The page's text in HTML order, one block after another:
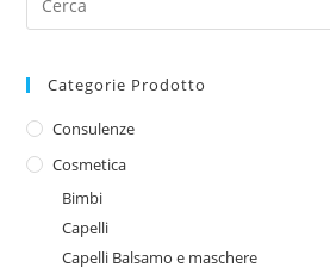
Categorie Prodotto
Consulenze
Cosmetica
Bimbi
Capelli
Capelli Balsamo e maschere